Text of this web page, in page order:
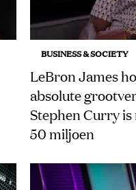
BUSINESS & SOCIETY
LeBron James
absolute
Stephen Curry
50 miljoen